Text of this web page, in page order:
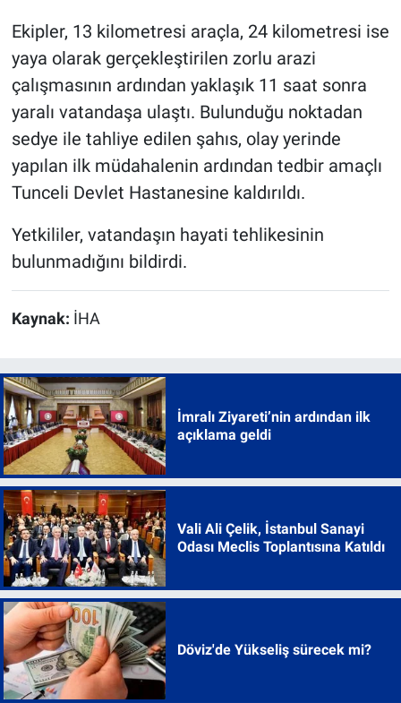
Ekipler, 13 kilometresi araçla, 24 kilometresi ise
yaya olarak gerçekleştirilen zorlu arazi
çalışmasının ardından yaklaşık 11 saat sonra
yaralı vatandaşa ulaştı. Bulunduğu noktadan
sedye ile tahliye edilen şahıs, olay yerinde
yapılan ilk müdahalenin ardından tedbir amaçlı
Tunceli Devlet Hastanesine kaldırıldı.
Yetkililer, vatandaşın hayati tehlikesinin
bulunmadığını bildirdi.
Kaynak: İHA
İmralı Ziyareti’nin ardından ilk
açıklama geldi
Vali Ali Çelik, İstanbul Sanayi
Odası Meclis Toplantısına Katıldı
Döviz'de Yükseliş sürecek mi?